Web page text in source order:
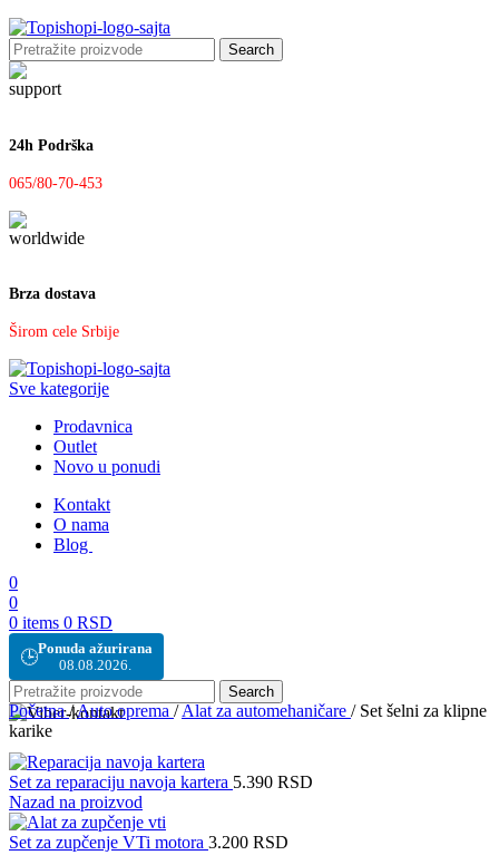
Search
24h Podrška
065/80-70-453
Brza dostava
Širom cele Srbije
Sve kategorije
Prodavnica
Outlet
Novo u ponudi
Kontakt
O nama
Blog
0
0
0 items 0 RSD
🕒Ponuda ažurirana
08.08.2026.
Search
Početna/Auto oprema / Alat za automehaničare / Set šelni za klipne
karike
Set za reparaciju navoja kartera 5.390 RSD
Nazad na proizvod
Set za zupčenje VTi motora 3.200 RSD